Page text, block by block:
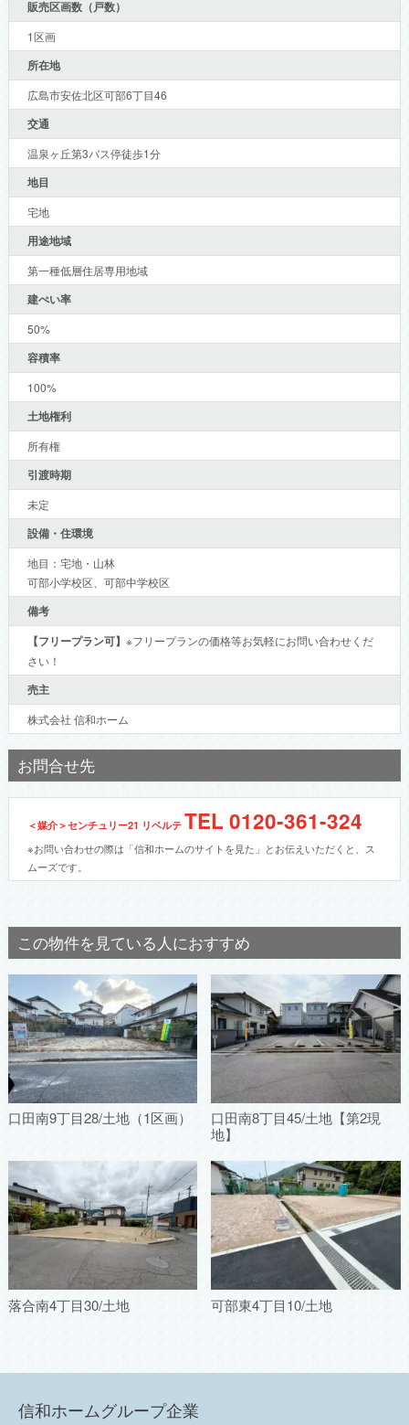
販売区画数（戸数）
1区画
所在地
広島市安佐北区可部6丁目46
交通
温泉ヶ丘第3バス停徒歩1分
地目
宅地
用途地域
第一種低層住居専用地域
建ぺい率
50%
容積率
100%
土地権利
所有権
引渡時期
未定
設備・住環境
地目：宅地・山林
可部小学校区、可部中学校区
備考
【フリープラン可】 ※フリープランの価格等お気軽にお問い合わせくだ
さい！
売主
株式会社 信和ホーム
お問合せ先
＜媒介＞センチュリー21 リベルテTEL 0120-361-324
※お問い合わせの際は「信和ホームのサイトを見た」とお伝えいただくと、ス
ムーズです。
この物件を見ている人におすすめ
口田南9丁目28/土地（1区画）
口田南8丁目45/土地【第2現
地】
落合南4丁目30/土地 可部東4丁目10/土地
信和ホームグループ企業